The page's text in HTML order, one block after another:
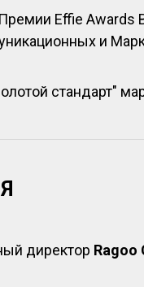
Effie Awards
и
стандарт"
директор Ragoo